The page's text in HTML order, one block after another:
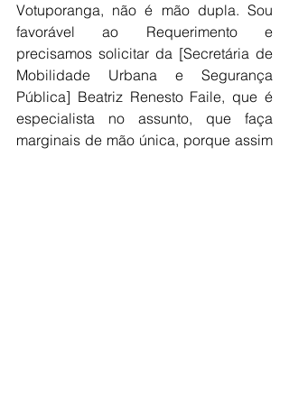
Votuporanga, não é mão dupla. Sou
favorável ao Requerimento e
precisamos solicitar da [Secretária de
Mobilidade Urbana e Segurança
Pública] Beatriz Renesto Faile, que é
especialista no assunto, que faça
marginais de mão única, porque assim